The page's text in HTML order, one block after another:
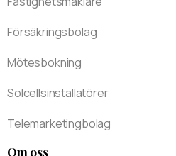
Försäkringsbolag
Mötesbokning
Solcellsinstallatörer
Telemarketingbolag
Om oss